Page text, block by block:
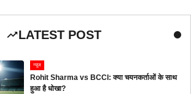
LATEST POST
न्यूज
Rohit Sharma vs BCCI: क्या चयनकर्ताओं के साथ
हुआ है धोखा?